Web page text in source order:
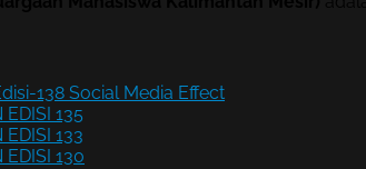
138 Social Media Effect
135
133
EDISI 130